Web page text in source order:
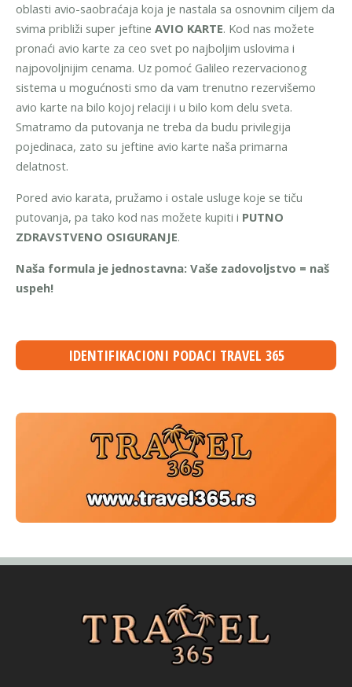
oblasti avio-saobraćaja koja je nastala sa osnovnim ciljem da
svima približi super jeftine AVIO KARTE. Kod nas možete
pronaći avio karte za ceo svet po najboljim uslovima i
najpovoljnijim cenama. Uz pomoć Galileo rezervacionog
sistema u mogućnosti smo da vam trenutno rezervišemo
avio karte na bilo kojoj relaciji i u bilo kom delu sveta.
Smatramo da putovanja ne treba da budu privilegija
pojedinaca, zato su jeftine avio karte naša primarna
delatnost.
Pored avio karata, pružamo i ostale usluge koje se tiču
putovanja, pa tako kod nas možete kupiti i PUTNO
ZDRAVSTVENO OSIGURANJE.
Naša formula je jednostavna: Vaše zadovoljstvo = naš
uspeh!
IDENTIFIKACIONI PODACI TRAVEL 365